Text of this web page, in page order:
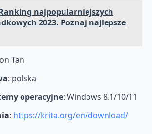
najpopularniejszych
2023. Poznaj najlepsze
Tan
: polska
operacyjne: Windows 8.1/10/11
: https://krita.org/en/download/